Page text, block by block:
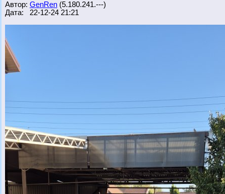
Автор: GenRen (5.180.241.---)
Дата: 22-12-24 21:21